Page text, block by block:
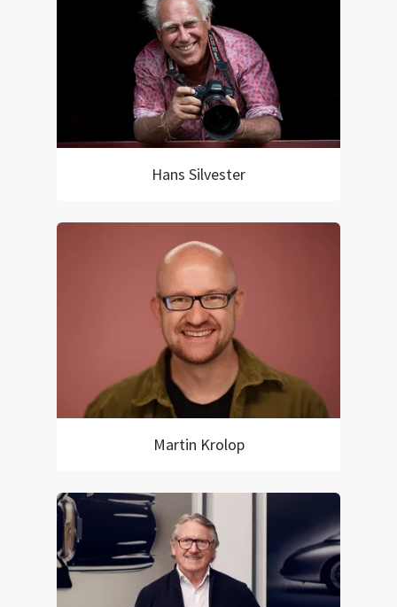
Hans Silvester
Martin Krolop